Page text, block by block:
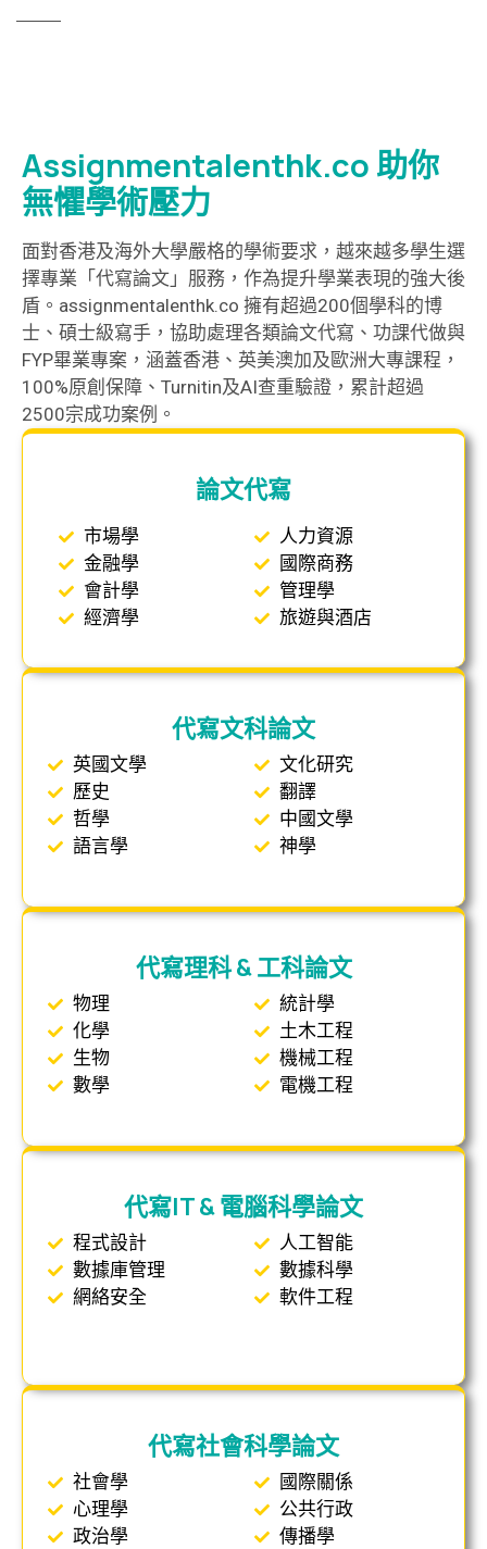
Assignmentalenthk.co 助你
無懼學術壓力
面對香港及海外大學嚴格的學術要求，越來越多學生選
擇專業「代寫論文」服務，作為提升學業表現的強大後
盾。assignmentalenthk.co 擁有超過200個學科的博
士、碩士級寫手，協助處理各類論文代寫、功課代做與
FYP畢業專案，涵蓋香港、英美澳加及歐洲大專課程，
100%原創保障、Turnitin及AI查重驗證，累計超過
2500宗成功案例。
論文代寫
市場學
金融學
會計學
經濟學
人力資源
國際商務
管理學
旅遊與酒店
代寫文科論文
英國文學
歷史
哲學
語言學
文化研究
翻譯
中國文學
神學
代寫理科 & 工科論文
物理
化學
生物
數學
統計學
土木工程
機械工程
電機工程
代寫IT & 電腦科學論文
程式設計
數據庫管理
網絡安全
人工智能
數據科學
軟件工程
代寫社會科學論文
社會學
心理學
政治學
國際關係
公共行政
傳播學